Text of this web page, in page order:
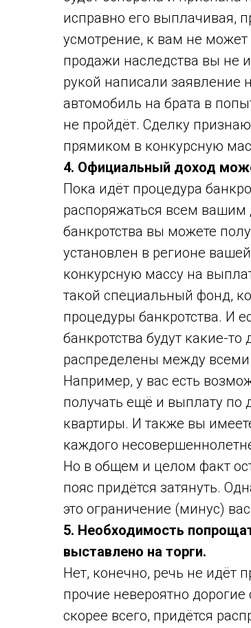
исправно его выплачивая,
усмотрение, к вам не
продажи наследства вы не
рукой написали заявление
автомобиль на брата в
не пройдёт. Сделку
прямиком в конкурсную
4. Официальный доход
Пока идёт процедура
распоряжаться всем вашим
банкротства вы можете
установлен в регионе
конкурсную массу на
такой специальный фонд,
процедуры банкротства. И
банкротства будут какие-
распределены между
Например, у вас есть
получать ещё и выплату по
квартиры. И также вы
каждого
Но в общем и целом факт
пояс придётся затянуть.
это ограничение (минус)
5. Необходимость
выставлено на торги.
Нет, конечно, речь не идёт
прочие невероятно
скорее всего, придётся